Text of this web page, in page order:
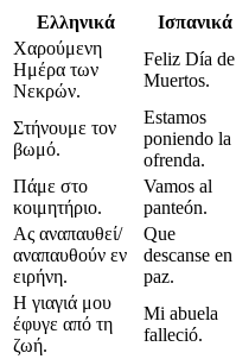
Ελληνικά Ισπανικά
Χαρούμενη
Ημέρα των
Νεκρών.
Feliz Día de
Muertos.
Στήνουμε τον
βωμό.
Estamos
poniendo la
ofrenda.
Πάμε στο
κοιμητήριο.
Vamos al
panteón.
Ας αναπαυθεί/
αναπαυθούν εν
ειρήνη.
Que
descanse en
paz.
Η γιαγιά μου
έφυγε από τη
ζωή.
Mi abuela
falleció.